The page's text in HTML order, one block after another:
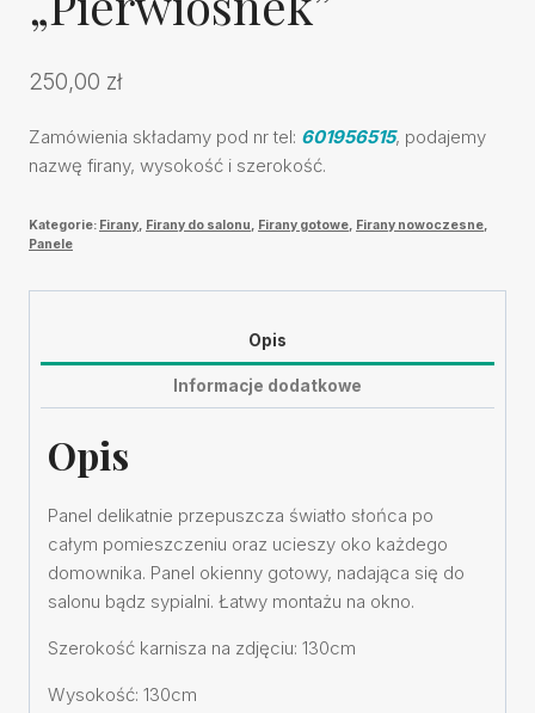
250,00 zł
Zamówienia składamy pod nr tel: 601956515, podajemy
nazwę firany, wysokość i szerokość.
Kategorie: Firany Firany do salonu Firany gotowe Firany nowoczesne
Panele
Opis
Informacje dodatkowe
Opis
Panel delikatnie przepuszcza światło słońca po
całym pomieszczeniu oraz ucieszy oko każdego
domownika. Panel okienny gotowy, nadająca się do
salonu bądz sypialni. Łatwy montażu na okno.
Szerokość karnisza na zdjęciu: 130cm
Wysokość: 130cm